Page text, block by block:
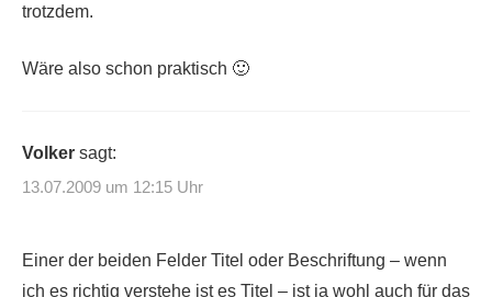
trotzdem.
Wäre also schon praktisch 🙂
Volker sagt:
13.07.2009 um 12:15 Uhr
Einer der beiden Felder Titel oder Beschriftung – wenn
ich es richtig verstehe ist es Titel – ist ja wohl auch für das